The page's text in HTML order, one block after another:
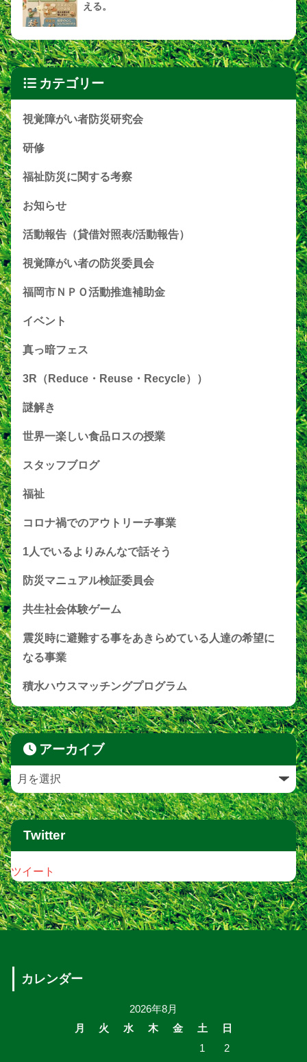
える。
カテゴリー
視覚障がい者防災研究会
研修
福祉防災に関する考察
お知らせ
活動報告（貸借対照表/活動報告）
視覚障がい者の防災委員会
福岡市ＮＰＯ活動推進補助金
イベント
真っ暗フェス
3R（Reduce・Reuse・Recycle））
謎解き
世界一楽しい食品ロスの授業
スタッフブログ
福祉
コロナ禍でのアウトリーチ事業
1人でいるよりみんなで話そう
防災マニュアル検証委員会
共生社会体験ゲーム
震災時に避難する事をあきらめている人達の希望に
なる事業
積水ハウスマッチングプログラム
アーカイブ
Twitter
ツイート
カレンダー
2026年8月
月
火 水 木 金 土
日
1
2